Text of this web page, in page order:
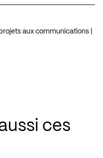
aux communications |
ces